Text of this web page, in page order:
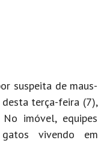
suspeita de maus-
terça-feira (7),
imóvel, equipes
vivendo em